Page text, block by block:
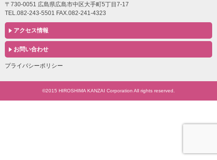
〒730-0051 広島県広島市中区大手町5丁目7-17
TEL.082-243-5501 FAX.082-241-4323
アクセス情報
お問い合わせ
プライバシーポリシー
©2015 HIROSHIMA KANZAI Corporation All rights reserved.